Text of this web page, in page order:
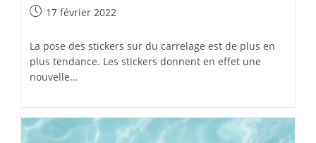
Publication
17 février 2022
La pose des stickers sur du carrelage est de plus en
plus tendance. Les stickers donnent en effet une
nouvelle…